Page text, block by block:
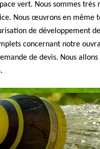
vert. Nous sommes
Nous œuvrons en même
de développement
concernant notre
de devis. Nous